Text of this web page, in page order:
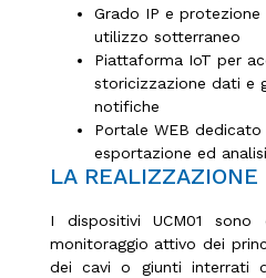
Grado IP e
utilizzo sotterraneo
Piattaforma IoT per
storicizzazione dati e
notifiche
Portale WEB
esportazione ed
LA REALIZZAZIONE
I dispositivi UCM01
monitoraggio attivo dei
dei cavi o giunti interrati